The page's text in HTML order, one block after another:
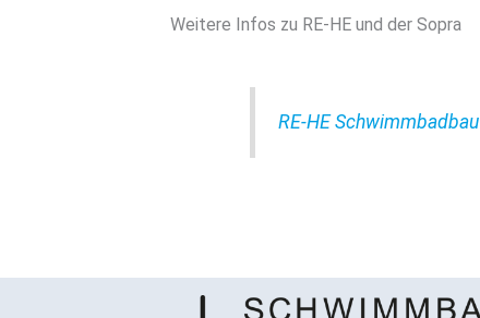
Weitere Infos zu RE-HE und der Sopra
RE-HE Schwimmbadbau